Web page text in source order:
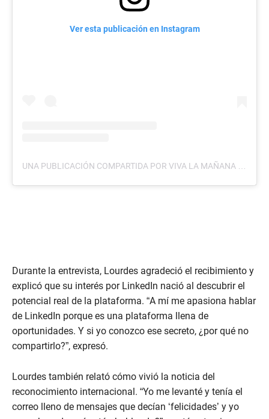
Ver esta publicación en Instagram
UNA PUBLICACIÓN COMPARTIDA POR VIVA LA MAÑANA (@VIVALMTCS)
Durante la entrevista, Lourdes agradeció el recibimiento y
explicó que su interés por LinkedIn nació al descubrir el
potencial real de la plataforma. “A mí me apasiona hablar
de LinkedIn porque es una plataforma llena de
oportunidades. Y si yo conozco ese secreto, ¿por qué no
compartirlo?”, expresó.
Lourdes también relató cómo vivió la noticia del
reconocimiento internacional. “Yo me levanté y tenía el
correo lleno de mensajes que decían ‘felicidades’ y yo